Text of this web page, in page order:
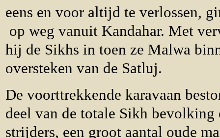
eens en voor altijd te verlossen,
op weg vanuit Kandahar. Met
hij de Sikhs in toen ze Malwa
oversteken van de Satluj.
De voorttrekkende karavaan
deel van de totale Sikh bevolking
strijders, een groot aantal oude